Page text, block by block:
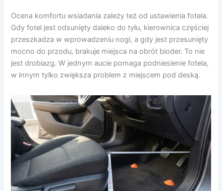
Ocena komfortu wsiadania zależy też od ustawienia fotela.
Gdy fotel jest odsunięty daleko do tyłu, kierownica częściej
przeszkadza w wprowadzeniu nogi, a gdy jest przesunięty
mocno do przodu, brakuje miejsca na obrót bioder. To nie
jest drobiazg. W jednym aucie pomaga podniesienie fotela,
w innym tylko zwiększa problem z miejscem pod deską.